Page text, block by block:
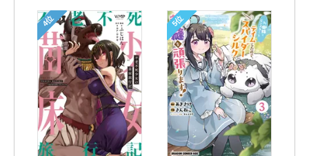
4位 5位